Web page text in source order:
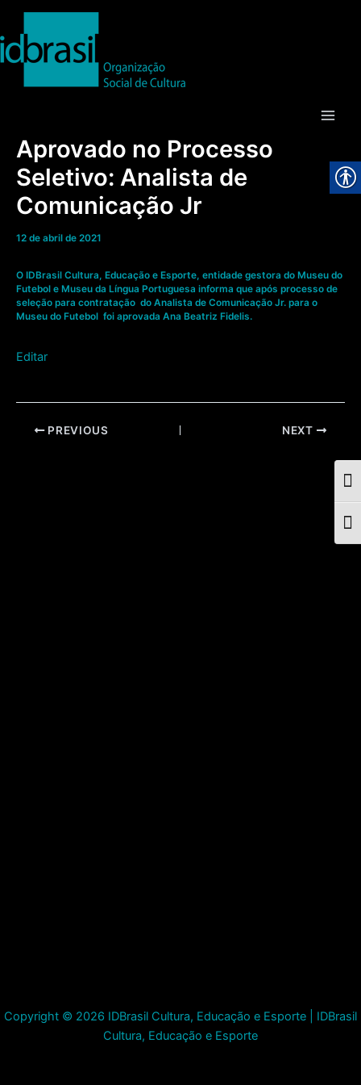
o
conteúdo
Aprovado no Processo
Seletivo: Analista de
Comunicação Jr
12 de abril de 2021
O IDBrasil Cultura, Educação e Esporte, entidade gestora do Museu do
Futebol e Museu da Língua Portuguesa informa que após processo de
seleção para contratação do Analista de Comunicação Jr. para o
Museu do Futebol foi aprovada Ana Beatriz Fidelis.
Editar
Post PREVIOUS NEXT
Copyright © 2026 IDBrasil Cultura, Educação e Esporte | IDBrasil
Cultura, Educação e Esporte